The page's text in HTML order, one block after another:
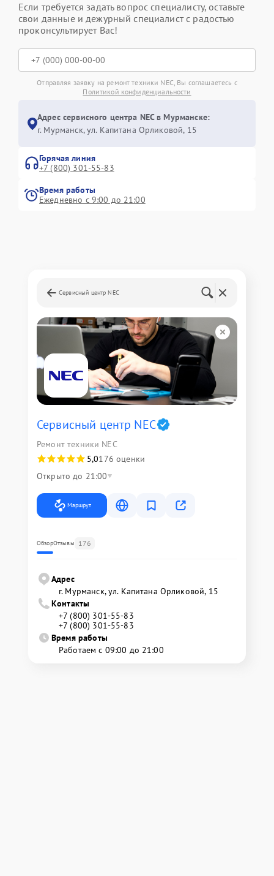
Если требуется задать вопрос специалисту, оставьте
свои данные и дежурный специалист с радостью
проконсультирует Вас!
Отправляя заявку на ремонт техники NEC, Вы соглашаетесь с
Политикой конфиденциальности
Адрес сервисного центра NEC в Мурманске:
г. Мурманск, ул. Капитана Орликовой, 15
Горячая линия
+7 (800) 301-55-83
Время работы
Ежедневно с 9:00 до 21:00
Сервисный центр NEC
Сервисный центр NEC
Ремонт техники NEC
5,0176 оценки
Открыто до 21:00
Маршрут
ОбзорОтзывы 176
Адрес
г. Мурманск, ул. Капитана Орликовой, 15
Контакты
+7 (800) 301-55-83
+7 (800) 301-55-83
Время работы
Работаем с 09:00 до 21:00